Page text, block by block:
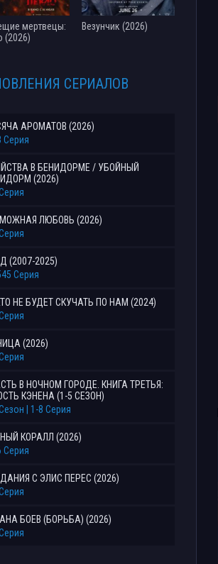
мертвецы:
(2026)
Везунчик (2026)
СЕРИАЛОВ
АРОМАТОВ (2026)
Серия
В БЕНИДОРМЕ / УБОЙНЫЙ
(2026)
ЛЮБОВЬ (2026)
(2007-2025)
Серия
НЕ БУДЕТ СКУЧАТЬ ПО НАМ (2024)
(2026)
В НОЧНОМ ГОРОДЕ. КНИГА ТРЕТЬЯ:
КЭНЕНА (1-5 СЕЗОН)
| 1-8 Серия
КОРАЛЛ (2026)
Серия
С ЭЛИС ПЕРЕС (2026)
БОЕВ (БОРЬБА) (2026)